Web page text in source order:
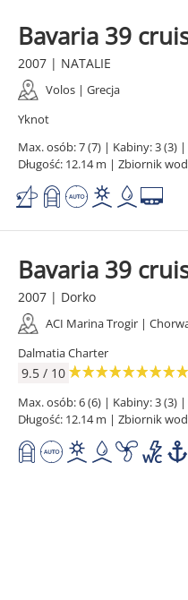
Bavaria 39
2007 | NATALIE
Volos | Grecja
Yknot
Max. osób: 7 (7) | Kabiny: 3 (3) |
Długość: 12.14 m | Zbiornik
Bavaria 39
2007 | Dorko
ACI Marina Trogir |
Dalmatia Charter
9.5 / 10
Max. osób: 6 (6) | Kabiny: 3 (3) |
Długość: 12.14 m | Zbiornik